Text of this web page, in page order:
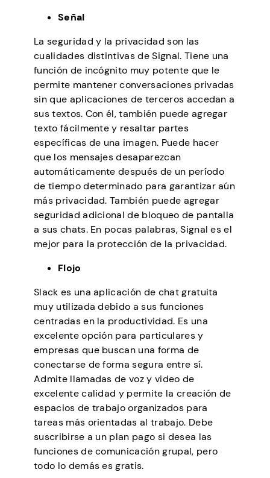
Señal
La seguridad y la privacidad son las
cualidades distintivas de Signal. Tiene una
función de incógnito muy potente que le
permite mantener conversaciones privadas
sin que aplicaciones de terceros accedan a
sus textos. Con él, también puede agregar
texto fácilmente y resaltar partes
específicas de una imagen. Puede hacer
que los mensajes desaparezcan
automáticamente después de un período
de tiempo determinado para garantizar aún
más privacidad. También puede agregar
seguridad adicional de bloqueo de pantalla
a sus chats. En pocas palabras, Signal es el
mejor para la protección de la privacidad.
Flojo
Slack es una aplicación de chat gratuita
muy utilizada debido a sus funciones
centradas en la productividad. Es una
excelente opción para particulares y
empresas que buscan una forma de
conectarse de forma segura entre sí.
Admite llamadas de voz y video de
excelente calidad y permite la creación de
espacios de trabajo organizados para
tareas más orientadas al trabajo. Debe
suscribirse a un plan pago si desea las
funciones de comunicación grupal, pero
todo lo demás es gratis.